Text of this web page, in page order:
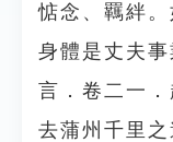
惦念、羈絆
身體是丈夫
言．卷二一
去蒲州千里